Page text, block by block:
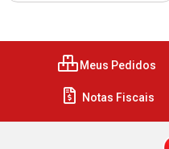
Meus Pedidos
Notas Fiscais